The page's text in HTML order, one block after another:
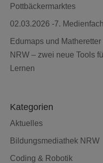
Pottbäckermarktes
02.03.2026 -7.
Edumaps und
NRW – zwei neue Tools
Lernen
Kategorien
Aktuelles
Bildungsmediathek NRW
Coding & Robotik